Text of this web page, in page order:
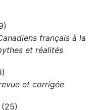
français à la
et réalités
et corrigée